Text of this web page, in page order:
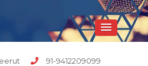
91-9412209099